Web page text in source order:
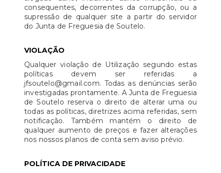
consequentes, decorrentes da corrupção, ou a
supressão de qualquer site a partir do servidor
do Junta de Freguesia de Soutelo.
VIOLAÇÃO
Qualquer violação de Utilização segundo estas
políticas devem ser referidas a
jfsoutelo@gmail.com. Todas as denúncias serão
investigadas prontamente. A Junta de Freguesia
de Soutelo reserva o direito de alterar uma ou
todas as políticas, diretrizes acima referidas, sem
notificação. Também mantém o direito de
qualquer aumento de preços e fazer alterações
nos nossos planos de conta sem aviso prévio.
POLÍTICA DE PRIVACIDADE